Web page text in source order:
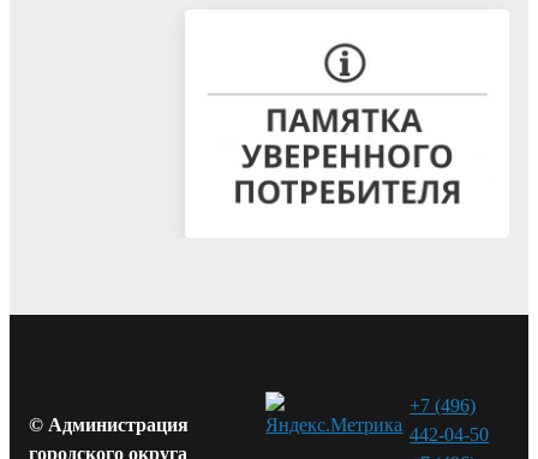
© Администрация
городского округа
+7 (496)
442-04-50